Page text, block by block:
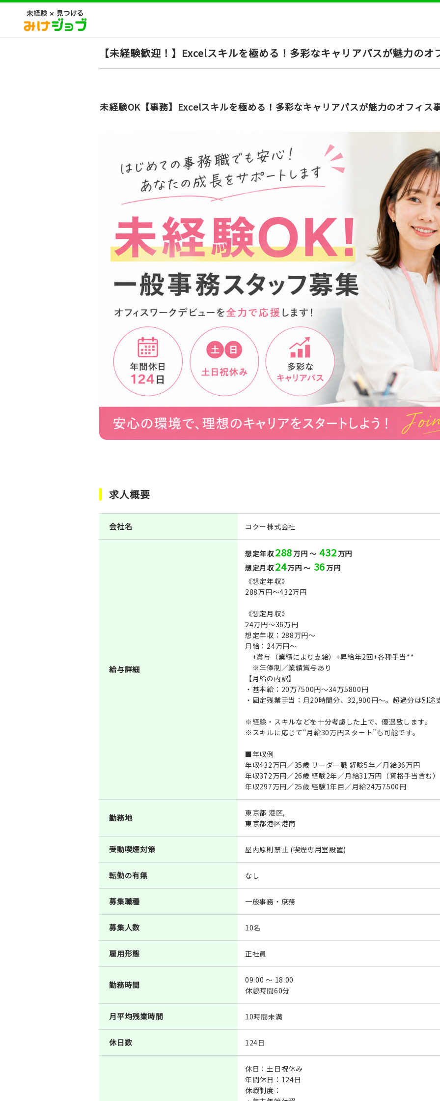
【未経験歓迎！】Excelスキルを極める！多彩なキャリアパスが魅力の
未経験OK【事務】Excelスキルを極める！多彩なキャリアパスが魅力のオフィス
求人概要
会社名 コクー株式会社
給与詳細
想定年収288 万円 ～ 432 万円
想定月収24万円 ～ 36 万円
《想定年収》
288万円～432万円
《想定月収》
24万円～36万円
想定年収：288万円〜
月給：24万円〜
+賞与（業績により支給）+昇給年2回+各種手当**
※年俸制／業績賞与あり
【月給の内訳】
・基本給：20万7500円〜34万5800円
・固定残業手当：月20時間分、32,900円～。超過分は別途
※経験・スキルなどを十分考慮した上で、優遇致します。
※スキルに応じて“月給30万円スタート”も可能です。
■年収例
年収432万円／35歳 リーダー職 経験5年／月給36万円
年収372万円／26歳 経験2年／月給31万円（資格手当含む）
年収297万円／25歳 経験1年目／月給24万7500円
勤務地
東京都 港区,
東京都港区港南
受動喫煙対策 屋内原則禁止 (喫煙専用室設置)
転勤の有無 なし
募集職種 一般事務・庶務
募集人数 10名
雇用形態 正社員
勤務時間
09:00 ～ 18:00
休憩時間60分
月平均残業時間 10時間未満
休日数 124日
休日：土日祝休み
年間休日：124日
休暇制度：